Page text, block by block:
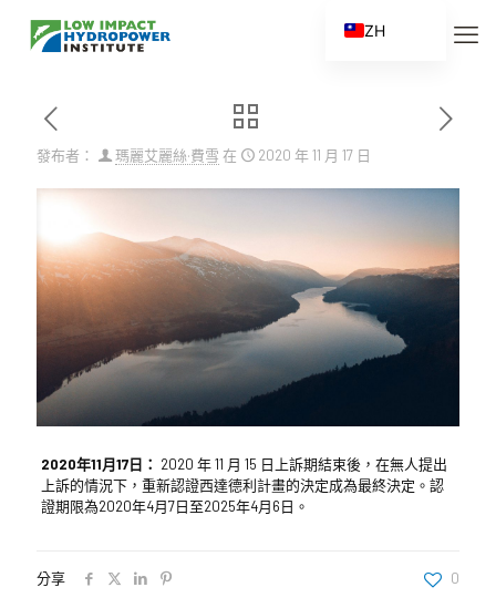
發布者： 瑪麗艾麗絲·費雪 在 2020 年 11 月 17 日
2020年11月17日： 2020 年 11 月 15 日上訴期結束後，在無人提出
上訴的情況下，重新認證西達德利計畫的決定成為最終決定。認
證期限為2020年4月7日至2025年4月6日。
分享 0
ZH